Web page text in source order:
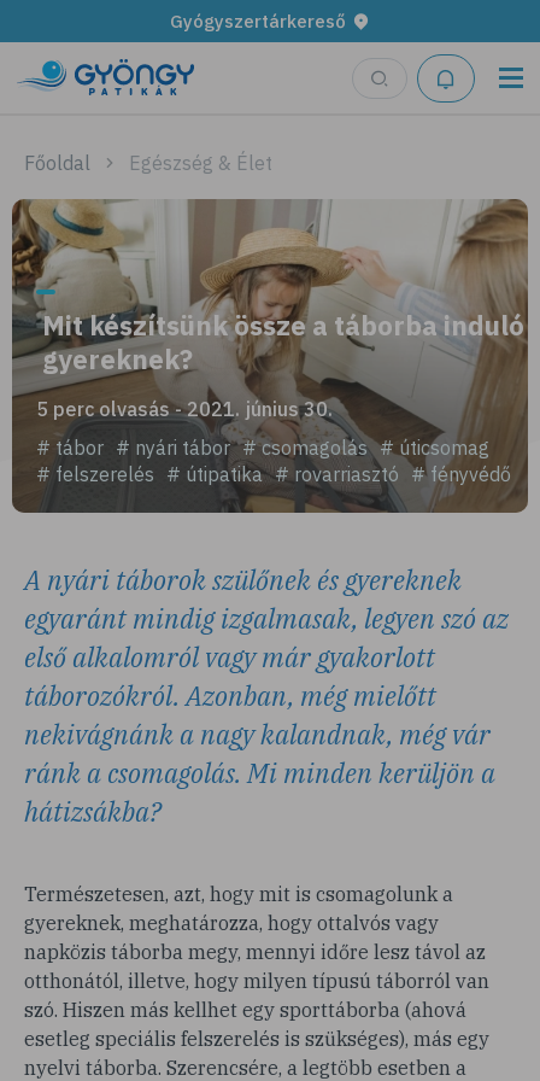
Gyógyszertárkereső
Főoldal Egészség & Élet
Mit készítsünk össze a táborba induló
gyereknek?
5 perc olvasás - 2021. június 30.
# tábor # nyári tábor # csomagolás # úticsomag
# felszerelés # útipatika # rovarriasztó # fényvédő
A nyári táborok szülőnek és gyereknek
egyaránt mindig izgalmasak, legyen szó az
első alkalomról vagy már gyakorlott
táborozókról. Azonban, még mielőtt
nekivágnánk a nagy kalandnak, még vár
ránk a csomagolás. Mi minden kerüljön a
hátizsákba?
Természetesen, azt, hogy mit is csomagolunk a
gyereknek, meghatározza, hogy ottalvós vagy
napközis táborba megy, mennyi időre lesz távol az
otthonától, illetve, hogy milyen típusú táborról van
szó. Hiszen más kellhet egy sporttáborba (ahová
esetleg speciális felszerelés is szükséges), más egy
nyelvi táborba. Szerencsére, a legtöbb esetben a